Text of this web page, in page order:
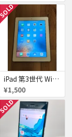
SOLD
iPad 第3世代 WiFiモデル 16GB A1416
¥1,500
SOLD